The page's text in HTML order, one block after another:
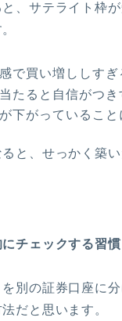
、サテライト枠
で買い増ししすぎ
たると自信がつき
下がっているこ
と、せっかく築い
チェックする習慣
別の証券口座に
だと思います。